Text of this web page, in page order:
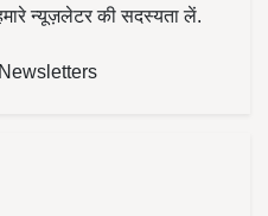
न्यूज़लेटर की सदस्यता लें.